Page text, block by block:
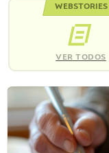
WEBSTORIES
VER TODOS